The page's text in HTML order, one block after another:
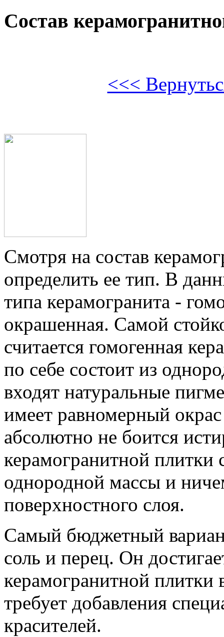
Состав
<<<
Смотря на состав
определить ее тип. В
типа керамогранита -
окрашенная. Самой
считается гомогенная
по себе состоит из
входят натуральные
имеет равномерный
абсолютно не боится
керамогранитной плитки
однородной массы и
поверхностного слоя.
Самый бюджетный
соль и перец. Он
керамогранитной плитки
требует добавления
красителей.